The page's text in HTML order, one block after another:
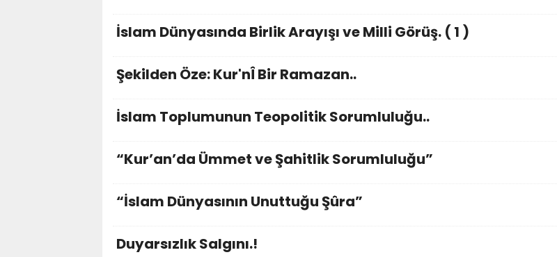
İslam Dünyasında Birlik Arayışı ve Milli Görüş. ( 1 )
Şekilden Öze: Kur'nÎ Bir Ramazan..
İslam Toplumunun Teopolitik Sorumluluğu..
“Kur’an’da Ümmet ve Şahitlik Sorumluluğu”
“İslam Dünyasının Unuttuğu Şûra”
Duyarsızlık Salgını.!